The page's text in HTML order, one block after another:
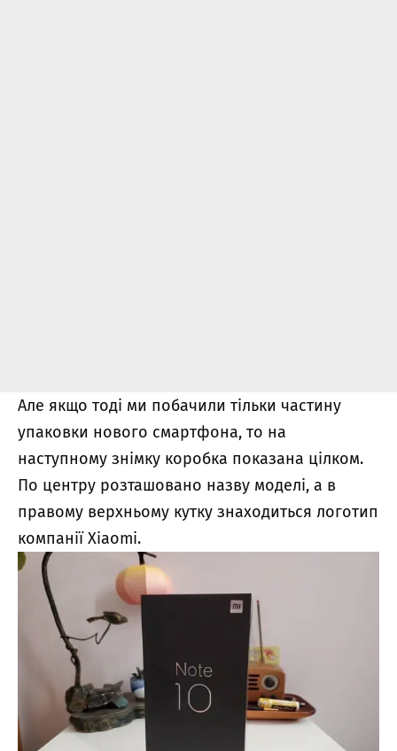
Але якщо тоді ми побачили тільки частину
упаковки нового смартфона, то на
наступному знімку коробка показана цілком.
По центру розташовано назву моделі, а в
правому верхньому кутку знаходиться логотип
компанії Xiaomi.